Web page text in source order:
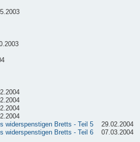
widerspenstigen Bretts - Teil 5 29.02.2004
widerspenstigen Bretts - Teil 6 07.03.2004